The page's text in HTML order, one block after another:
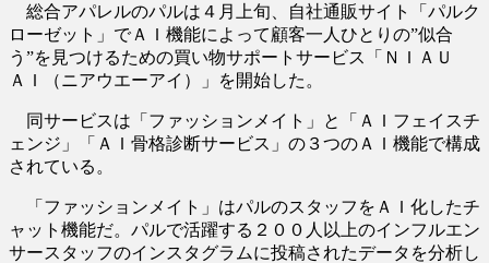
総合アパレルのパルは４月上旬、自社通販サイト「パルク
ローゼット」でＡＩ機能によって顧客一人ひとりの”似合
う”を見つけるための買い物サポートサービス「ＮＩＡＵ
ＡＩ（ニアウエーアイ）」を開始した。
同サービスは「ファッションメイト」と「ＡＩフェイスチ
ェンジ」「ＡＩ骨格診断サービス」の３つのＡＩ機能で構成
されている。
「ファッションメイト」はパルのスタッフをＡＩ化したチ
ャット機能だ。パルで活躍する２００人以上のインフルエン
サースタッフのインスタグラムに投稿されたデータを分析し